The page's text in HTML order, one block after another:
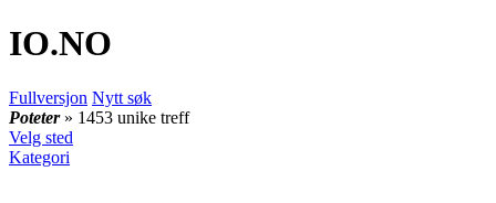
IO.NO
Fullversjon Nytt søk
Poteter » 1453 unike treff
Velg sted
Kategori